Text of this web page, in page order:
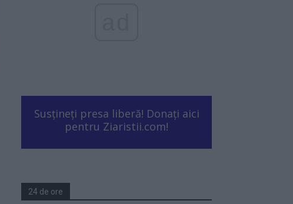
Susțineți presa liberă! Donați aici
pentru Ziaristii.com!
24 de ore